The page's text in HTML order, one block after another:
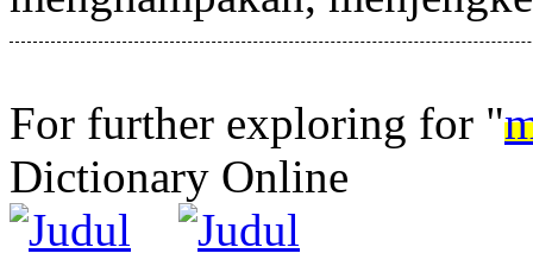
For further exploring for "
Dictionary Online